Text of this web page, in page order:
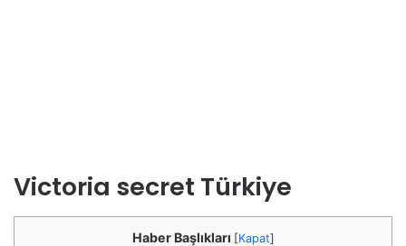
Victoria secret Türkiye
Haber Başlıkları [Kapat]